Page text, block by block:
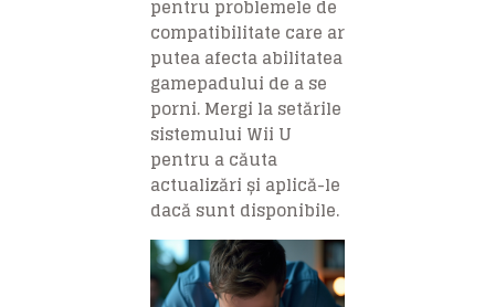
pentru problemele de
compatibilitate care ar
putea afecta abilitatea
gamepadului de a se
porni. Mergi la setările
sistemului Wii U
pentru a căuta
actualizări și aplică-le
dacă sunt disponibile.